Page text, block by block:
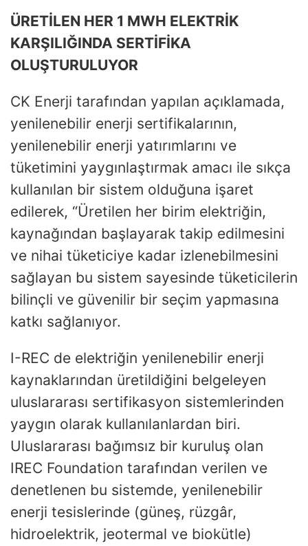
ÜRETİLEN HER 1 MWH ELEKTRİK
KARŞILIĞINDA SERTİFİKA
OLUŞTURULUYOR
CK Enerji tarafından yapılan açıklamada,
yenilenebilir enerji sertifikalarının,
yenilenebilir enerji yatırımlarını ve
tüketimini yaygınlaştırmak amacı ile sıkça
kullanılan bir sistem olduğuna işaret
edilerek, “Üretilen her birim elektriğin,
kaynağından başlayarak takip edilmesini
ve nihai tüketiciye kadar izlenebilmesini
sağlayan bu sistem sayesinde tüketicilerin
bilinçli ve güvenilir bir seçim yapmasına
katkı sağlanıyor.
I-REC de elektriğin yenilenebilir enerji
kaynaklarından üretildiğini belgeleyen
uluslararası sertifikasyon sistemlerinden
yaygın olarak kullanılanlardan biri.
Uluslararası bağımsız bir kuruluş olan
IREC Foundation tarafından verilen ve
denetlenen bu sistemde, yenilenebilir
enerji tesislerinde (güneş, rüzgâr,
hidroelektrik, jeotermal ve biokütle)